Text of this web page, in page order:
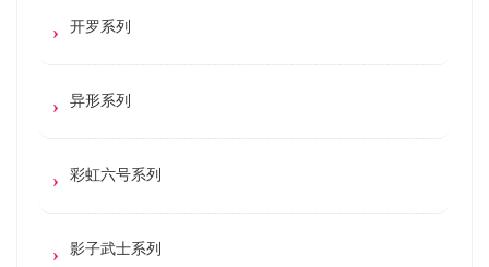
开罗系列
异形系列
彩虹六号系列
影子武士系列